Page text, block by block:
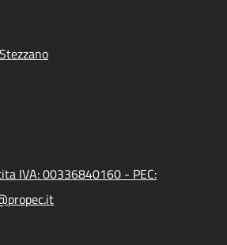
IVA: 00336840160 - PEC: